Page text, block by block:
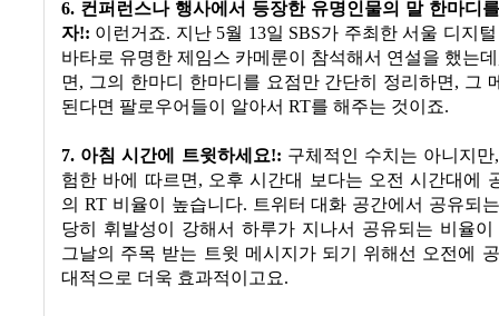
6. 컨퍼런스나 행사에서 등장한 유명인물의 말 한마디
자!: 이런거죠. 지난5월 13일 SBS가 주최한 서울 디지
바타로 유명한 제임스 카메룬이 참석해서 연설을 했는데
면, 그의 한마디 한마디를 요점만 간단히 정리하면, 그
된다면 팔로우어들이 알아서 RT를 해주는 것이죠.
7. 아침 시간에 트윗하세요!: 구체적인 수치는 아니지만
험한 바에 따르면, 오후 시간대 보다는 오전 시간대에
의 RT 비율이 높습니다. 트위터 대화 공간에서 공유되
당히 휘발성이 강해서 하루가 지나서 공유되는 비율
그날의 주목 받는 트윗 메시지가 되기 위해선 오전에
대적으로 더욱 효과적이고요.